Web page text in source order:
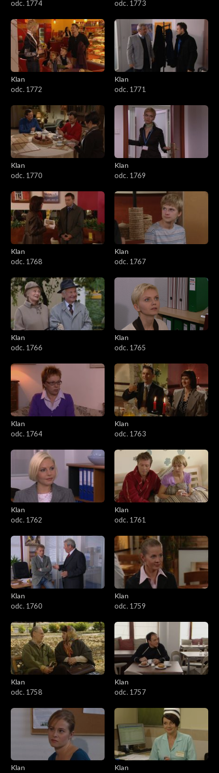
odc. 1774 odc. 1773
Klan
odc. 1772
Klan
odc. 1771
Klan
odc. 1770
Klan
odc. 1769
Klan
odc. 1768
Klan
odc. 1767
Klan
odc. 1766
Klan
odc. 1765
Klan
odc. 1764
Klan
odc. 1763
Klan
odc. 1762
Klan
odc. 1761
Klan
odc. 1760
Klan
odc. 1759
Klan
odc. 1758
Klan
odc. 1757
Klan
Klan